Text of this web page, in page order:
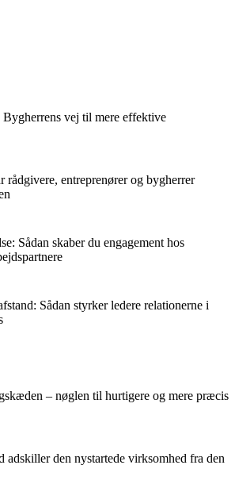
vej til mere effektive
rådgivere, entreprenører og bygherrer
Sådan skaber du engagement hos
Sådan styrker ledere relationerne i
– nøglen til hurtigere og mere præcis
adskiller den nystartede virksomhed fra den